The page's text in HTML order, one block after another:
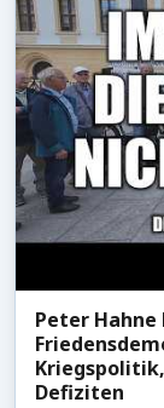
Peter
Defiziten